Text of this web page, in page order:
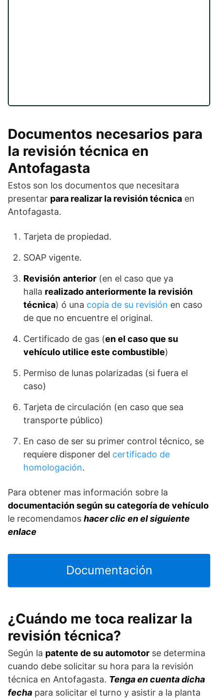
Documentos necesarios para
la revisión técnica en
Antofagasta
Estos son los documentos que necesitara
presentar para realizar la revisión técnica en
Antofagasta.
Tarjeta de propiedad.
SOAP vigente.
Revisión anterior (en el caso que ya
halla realizado anteriormente la revisión
técnica) ó una copia de su revisión en caso
de que no encuentre el original.
Certificado de gas (en el caso que su
vehículo utilice este combustible)
Permiso de lunas polarizadas (si fuera el
caso)
Tarjeta de circulación (en caso que sea
transporte público)
En caso de ser su primer control técnico, se
requiere disponer del certificado de
homologación.
Para obtener mas información sobre la
documentación según su categoría de vehículo
le recomendamos hacer clic en el siguiente
enlace
Documentación
¿Cuándo me toca realizar la
revisión técnica?
Según la patente de su automotor se determina
cuando debe solicitar su hora para la revisión
técnica en Antofagasta. Tenga en cuenta dicha
fecha para solicitar el turno y asistir a la planta